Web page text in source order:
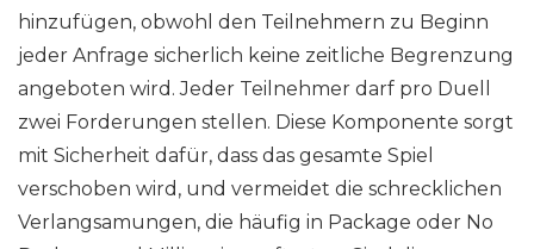
hinzufügen, obwohl den Teilnehmern zu Beginn
jeder Anfrage sicherlich keine zeitliche Begrenzung
angeboten wird. Jeder Teilnehmer darf pro Duell
zwei Forderungen stellen. Diese Komponente sorgt
mit Sicherheit dafür, dass das gesamte Spiel
verschoben wird, und vermeidet die schrecklichen
Verlangsamungen, die häufig in Package oder No